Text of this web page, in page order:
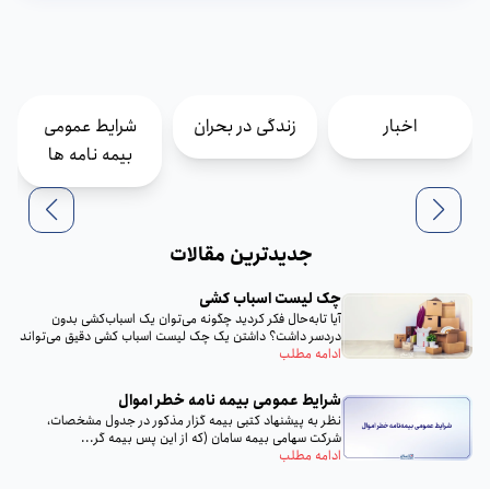
اخبار زندگی در بحران
شرایط عمومی
بیمه نامه ها
جدیدترین مقالات
چک لیست اسباب‌ کشی
آیا تا‌به‌حال فکر کردید چگونه می‌توان یک اسباب‌کشی بدون
دردسر داشت؟ داشتن یک چک لیست اسباب‌ کشی دقیق می‌تواند
تمام...
ادامه مطلب
شرایط عمومی بیمه‌ نامه خطر اموال
نظر به پيشنهاد كتبى بيمه گزار مذكور در جدول مشخصات،
شركت سهامى بيمه سامان (كه از اين پس بيمه گر...
ادامه مطلب